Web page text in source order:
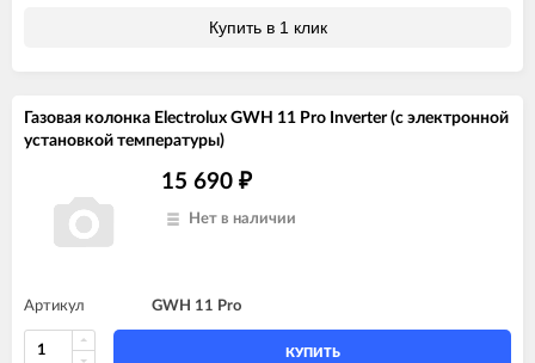
Купить в 1 клик
Газовая колонка Electrolux GWH 11 Pro Inverter (с электронной
установкой температуры)
15 690 ₽
Нет в наличии
Артикул GWH 11 Pro
КУПИТЬ